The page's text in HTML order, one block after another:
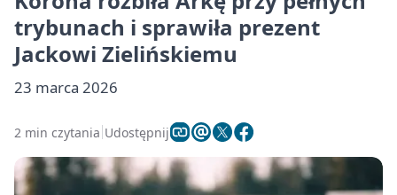
trybunach i sprawiła prezent
Jackowi Zielińskiemu
23 marca 2026
2 min czytania Udostępnij